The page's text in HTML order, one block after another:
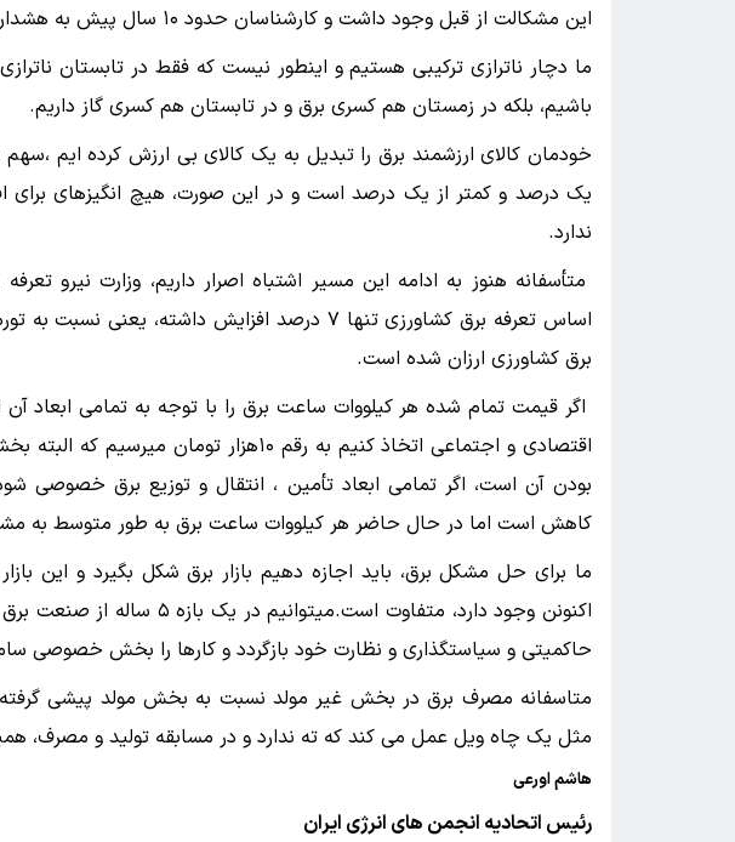
این مشکالت از قبل وجود داشت و کارشناسان حدود ۱۰ سال پیش به هشدار را میدادند.
ما دچار ناترازی ترکیبی هستیم و اینطور نیست که فقط در تابستان
باشیم، بلکه در زمستان هم کسری برق و در تابستان هم کسری گاز داریم.
خودمان کالای ارزشمند برق را تبدیل به یک کالای بی ارزش کرده ایم
یک درصد و کمتر از یک درصد است و در این صورت، هیچ انگیزهای برای
ندارد.
متأسفانه هنوز به ادامه این مسیر اشتباه اصرار داریم، وزارت نیرو
برق کشاورزی ارزان شده است.
اگر قیمت تمام شده هر کیلووات ساعت برق را با توجه به تمامی ابعاد
اقتصادی و اجتماعی اتخاذ کنیم به رقم ۱۰هزار
کاهش است اما در حال حاضر هر کیلووات ساعت برق به طور متوسط به مشترکان ۵۰۰ تومان
ما برای حل مشکل برق، باید اجازه دهیم بازار برق شکل بگیرد و این
اکنونن وجود دارد، متفاوت
حاکمیتی و سیاستگذاری و نظارت خود بازگردد و کارها را بخش خصوصی
متاسفانه مصرف برق در بخش غیر مولد نسبت به بخش مولد پیشی
مثل یک چاه ویل عمل می کند که ته ندارد و در مسابقه تولید و مصرف،
هاشم اورعی
رئیس اتحادیه انجمن های انرژی ایران